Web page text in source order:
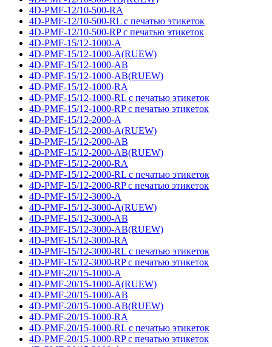
4D-PMF-12/10-500-RA
4D-PMF-12/10-500-RL с печатью этикеток
4D-PMF-12/10-500-RP с печатью этикеток
4D-PMF-15/12-1000-A
4D-PMF-15/12-1000-A(RUEW)
4D-PMF-15/12-1000-AB
4D-PMF-15/12-1000-AB(RUEW)
4D-PMF-15/12-1000-RA
4D-PMF-15/12-1000-RL с печатью этикеток
4D-PMF-15/12-1000-RP с печатью этикеток
4D-PMF-15/12-2000-A
4D-PMF-15/12-2000-A(RUEW)
4D-PMF-15/12-2000-AB
4D-PMF-15/12-2000-AB(RUEW)
4D-PMF-15/12-2000-RA
4D-PMF-15/12-2000-RL с печатью этикеток
4D-PMF-15/12-2000-RP с печатью этикеток
4D-PMF-15/12-3000-A
4D-PMF-15/12-3000-A(RUEW)
4D-PMF-15/12-3000-AB
4D-PMF-15/12-3000-AB(RUEW)
4D-PMF-15/12-3000-RA
4D-PMF-15/12-3000-RL с печатью этикеток
4D-PMF-15/12-3000-RP с печатью этикеток
4D-PMF-20/15-1000-A
4D-PMF-20/15-1000-A(RUEW)
4D-PMF-20/15-1000-AB
4D-PMF-20/15-1000-AB(RUEW)
4D-PMF-20/15-1000-RA
4D-PMF-20/15-1000-RL с печатью этикеток
4D-PMF-20/15-1000-RP с печатью этикеток